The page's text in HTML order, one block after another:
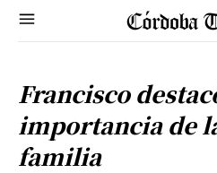
Francisco
importancia de
familia